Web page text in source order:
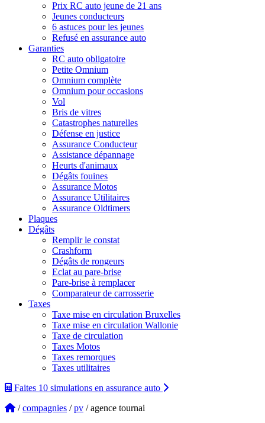
Prix RC auto jeune de 21 ans
Jeunes conducteurs
6 astuces pour les jeunes
Refusé en assurance auto
Garanties
RC auto obligatoire
Petite Omnium
Omnium complète
Omnium pour occasions
Vol
Bris de vitres
Catastrophes naturelles
Défense en justice
Assurance Conducteur
Assistance dépannage
Heurts d'animaux
Dégâts fouines
Assurance Motos
Assurance Utilitaires
Assurance Oldtimers
Plaques
Dégâts
Remplir le constat
Crashform
Dégâts de rongeurs
Eclat au pare-brise
Pare-brise à remplacer
Comparateur de carrosserie
Taxes
Taxe mise en circulation Bruxelles
Taxe mise en circulation Wallonie
Taxe de circulation
Taxes Motos
Taxes remorques
Taxes utilitaires
Faites 10 simulations en assurance auto
/compagnies /pv / agence tournai